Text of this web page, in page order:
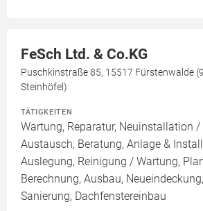
FeSch Ltd. & Co.KG
Puschkinstraße 85, 15517 Fürstenwalde
Steinhöfel)
TÄTIGKEITEN
Wartung, Reparatur, Neuinstallation /
Austausch, Beratung, Anlage &
Auslegung, Reinigung / Wartung,
Berechnung, Ausbau,
Sanierung, Dachfenstereinbau